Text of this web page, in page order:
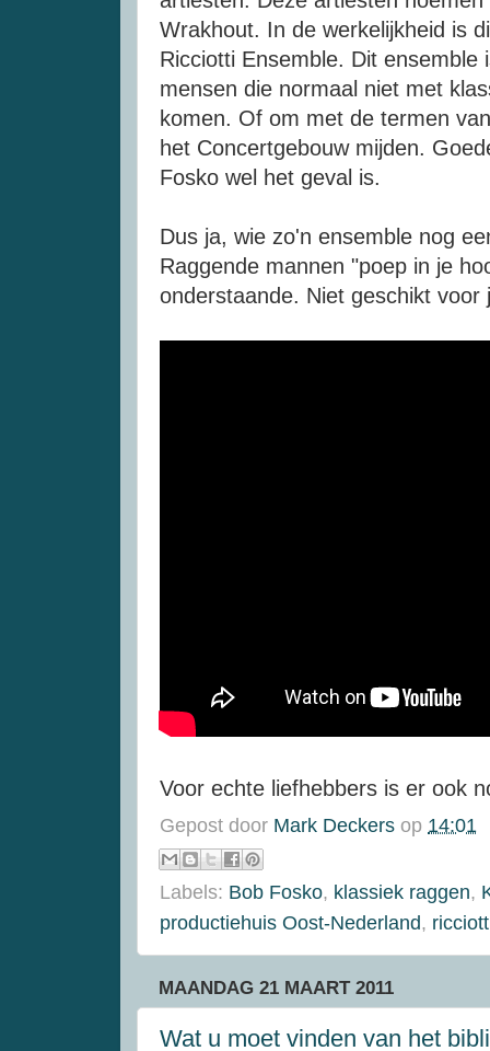
Wrakhout. In de werkelijkheid is
Ricciotti Ensemble. Dit
mensen die normaal niet met
komen. Of om met de termen
het Concertgebouw mijden.
Fosko wel het geval is.
Dus ja, wie zo'n ensemble nog
Raggende mannen "poep in je
onderstaande. Niet geschikt voor
Voor echte liefhebbers is er ook
Gepost door Mark Deckers op 14:01
Labels: Bob Fosko, klassiek raggen,
productiehuis Oost-Nederland,
MAANDAG 21 MAART 2011
Wat u moet vinden van het